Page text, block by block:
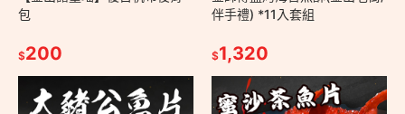
包
$200
伴手禮) *11入套組
$1,320